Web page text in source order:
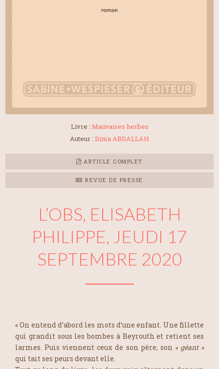
Livre : Mauvaises herbes
Auteur : Dima ABDALLAH
ARTICLE COMPLET
REVUE DE PRESSE
L’OBS, ELISABETH
PHILIPPE, JEUDI 17
SEPTEMBRE 2020
« On entend d’abord les mots d’une enfant. Une fillette
qui grandit sous les bombes à Beyrouth et retient ses
larmes. Puis viennent ceux de son père, son « géant »
qui tait ses peurs devant elle.